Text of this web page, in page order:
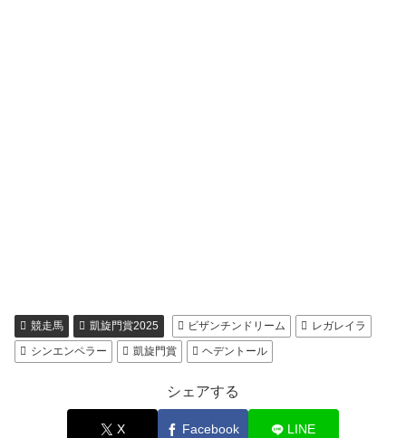
競走馬 凱旋門賞2025 ビザンチンドリーム
レガレイラ
シンエンペラー
凱旋門賞 ヘデントール
シェアする
X Facebook LINE